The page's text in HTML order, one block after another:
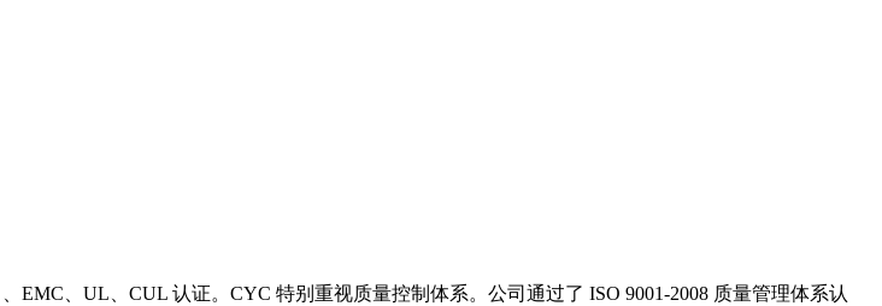
、UL、CUL 认证。CYC 特别重视质量控制体系。公司通过了 ISO 9001-2008 质量管理体系认